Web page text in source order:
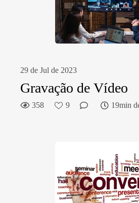
29 de Jul de 2023
Gravação de Vídeo
358 9 19min